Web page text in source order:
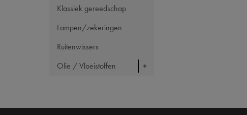
Klassiek gereedschap
Lampen/zekeringen
Ruitenwissers
Olie / Vloeistoffen